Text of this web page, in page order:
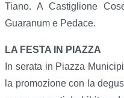
Tiano. A Castiglione
Guaranum e Pedace.
LA FESTA IN PIAZZA
In serata in Piazza
la promozione con la